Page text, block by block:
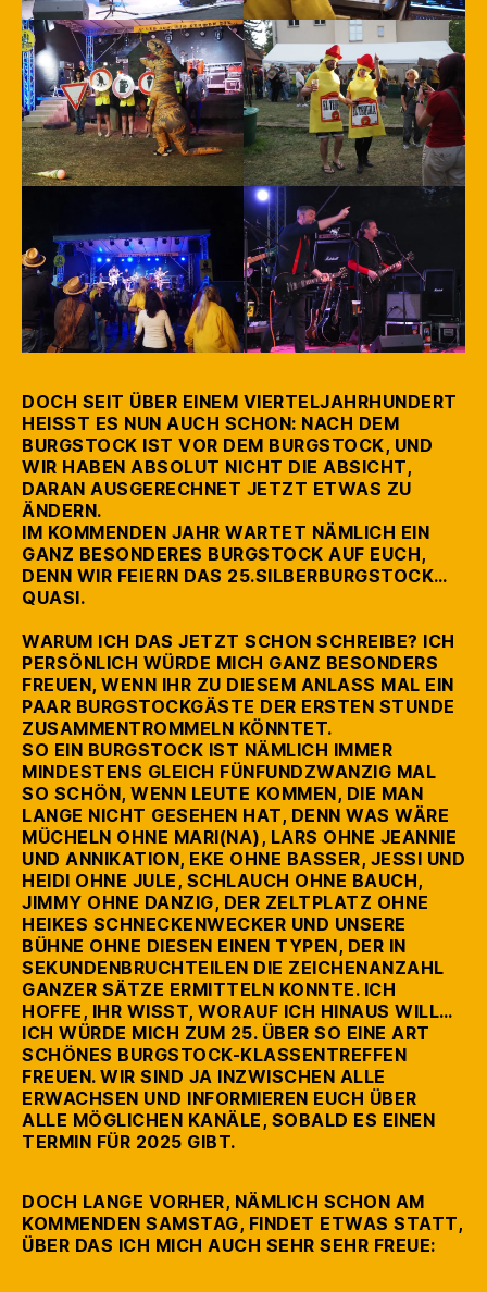
DOCH SEIT ÜBER EINEM VIERTELJAHRHUNDERT
HEISST ES NUN AUCH SCHON: NACH DEM B
URGSTOCK IST VOR DEM BURGSTOCK, UND W
IR HABEN ABSOLUT NICHT DIE ABSICHT, D
ARAN AUSGERECHNET JETZT ETWAS ZU Ä
NDERN.
IM KOMMENDEN JAHR WARTET NÄMLICH EIN
GANZ BESONDERES BURGSTOCK AUF EUCH,
DENN WIR FEIERN DAS 25.SILBERBURGSTOCK…
QUASI.
WARUM ICH DAS JETZT SCHON SCHREIBE? ICH
PERSÖNLICH WÜRDE MICH GANZ BESONDERS
FREUEN, WENN IHR ZU DIESEM ANLASS MAL EIN
PAAR BURGSTOCKGÄSTE DER ERSTEN STUNDE
ZUSAMMENTROMMELN KÖNNTET.
SO EIN BURGSTOCK IST NÄMLICH IMMER
MINDESTENS GLEICH FÜNFUNDZWANZIG MAL
SO SCHÖN, WENN LEUTE KOMMEN, DIE MAN
LANGE NICHT GESEHEN HAT, DENN WAS WÄRE
MÜCHELN OHNE MARI(NA), LARS OHNE JEANNIE
UND ANNIKATION, EKE OHNE BASSER, JESSI UND
HEIDI OHNE JULE, SCHLAUCH OHNE BAUCH,
JIMMY OHNE DANZIG, DER ZELTPLATZ OHNE
HEIKES SCHNECKENWECKER UND UNSERE
BÜHNE OHNE DIESEN EINEN TYPEN, DER IN
SEKUNDENBRUCHTEILEN DIE ZEICHENANZAHL
GANZER SÄTZE ERMITTELN KONNTE. ICH
HOFFE, IHR WISST, WORAUF ICH HINAUS WILL…
ICH WÜRDE MICH ZUM 25. ÜBER SO EINE ART
SCHÖNES BURGSTOCK-KLASSENTREFFEN
FREUEN. WIR SIND JA INZWISCHEN ALLE
ERWACHSEN UND INFORMIEREN EUCH ÜBER
ALLE MÖGLICHEN KANÄLE, SOBALD ES EINEN
TERMIN FÜR 2025 GIBT.
DOCH LANGE VORHER, NÄMLICH SCHON AM
KOMMENDEN SAMSTAG, FINDET ETWAS STATT,
ÜBER DAS ICH MICH AUCH SEHR SEHR FREUE: